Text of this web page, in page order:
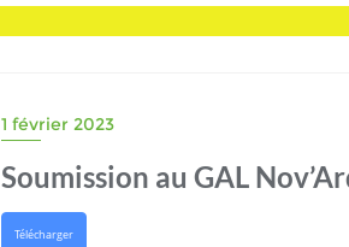
1 février 2023
Soumission au GAL
Télécharger